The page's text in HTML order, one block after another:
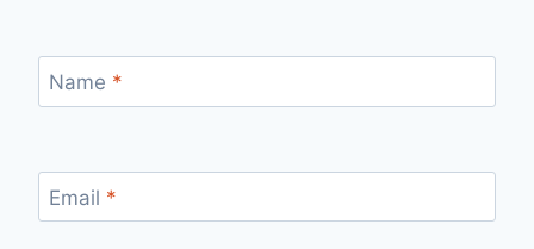
Name *
Email *